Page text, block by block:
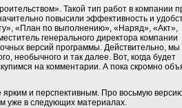
Такой тип работ в компании
повысили эффективность и
«План по выполнению», «Наряд», «Акт»,
генерального директора компании
версий программы. Действительно, мы
необычного и так далее. Вот, когда будет
на комментарии. А пока скромно
и перспективным. Про восьмую
уже в следующих материалах.